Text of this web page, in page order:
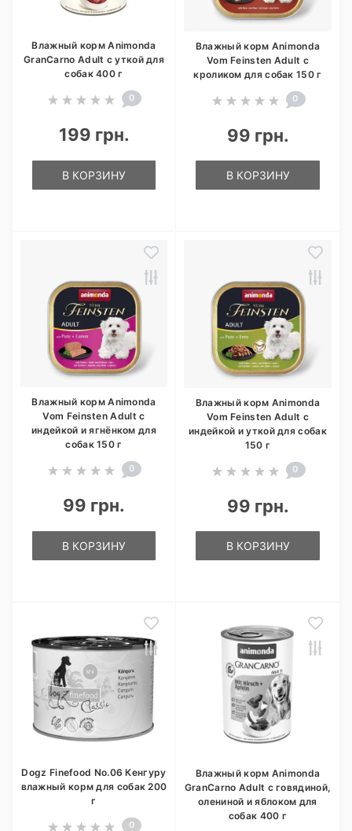
Влажный корм Animonda
GranCarno Adult с уткой для
собак 400 г
0
199 грн.
В КОРЗИНУ
Влажный корм Animonda
Vom Feinsten Adult с
кроликом для собак 150 г
0
99 грн.
В КОРЗИНУ
Влажный корм Animonda
Vom Feinsten Adult с
индейкой и ягнёнком для
собак 150 г
0
99 грн.
В КОРЗИНУ
Влажный корм Animonda
Vom Feinsten Adult с
индейкой и уткой для собак
150 г
0
99 грн.
В КОРЗИНУ
Dogz Finefood No.06 Кенгуру
влажный корм для собак 200
г
0
Влажный корм Animonda
GranCarno Adult с говядиной,
олениной и яблоком для
собак 400 г